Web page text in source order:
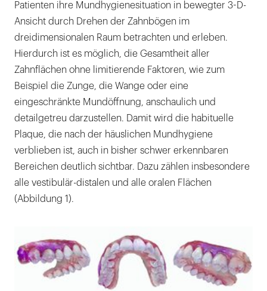
Patienten ihre Mundhygienesituation in bewegter 3-D-
Ansicht durch Drehen der Zahnbögen im
dreidimensionalen Raum betrachten und erleben.
Hierdurch ist es möglich, die Gesamtheit aller
Zahnflächen ohne limitierende Faktoren, wie zum
Beispiel die Zunge, die Wange oder eine
eingeschränkte Mundöffnung, anschaulich und
detailgetreu darzustellen. Damit wird die habituelle
Plaque, die nach der häuslichen Mundhygiene
verblieben ist, auch in bisher schwer erkennbaren
Bereichen deutlich sichtbar. Dazu zählen insbesondere
alle vestibulär-distalen und alle oralen Flächen
(Abbildung 1).